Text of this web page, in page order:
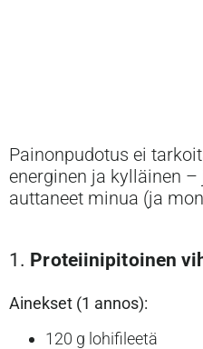
Painonpudotus ei
energinen ja kylläinen
auttaneet minua (ja
1. Proteiinipitoinen
Ainekset (1 annos):
120 g lohifileetä